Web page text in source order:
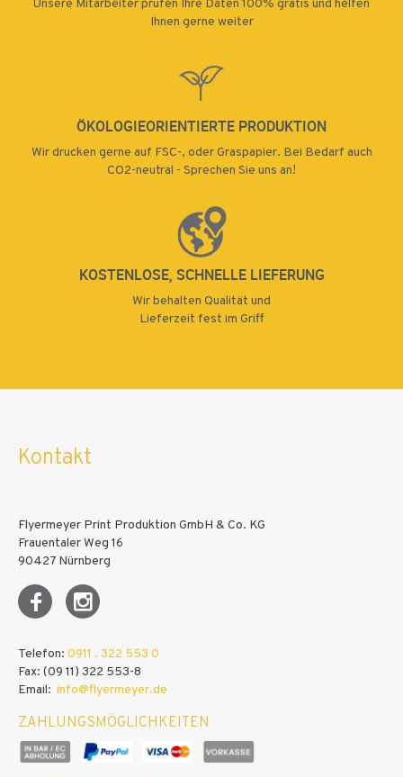
Unsere Mitarbeiter prüfen Ihre Daten 100% gratis und helfen
Ihnen gerne weiter
ÖKOLOGIEORIENTIERTE PRODUKTION
Wir drucken gerne auf FSC-, oder Graspapier. Bei Bedarf auch
CO2-neutral - Sprechen Sie uns an!
KOSTENLOSE, SCHNELLE LIEFERUNG
Wir behalten Qualität und
Lieferzeit fest im Griff
Kontakt
Flyermeyer Print Produktion GmbH & Co. KG
Frauentaler Weg 16
90427 Nürnberg
Telefon: 0911 . 322 553 0
Fax: (09 11) 322 553-8
Email: info@flyermeyer.de
ZAHLUNGSMÖGLICHKEITEN